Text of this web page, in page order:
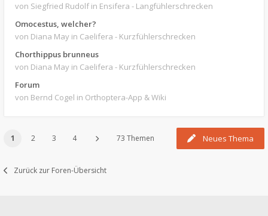
von Siegfried Rudolf in Ensifera - Langfühlerschrecken
Omocestus, welcher?
von Diana May in Caelifera - Kurzfühlerschrecken
Chorthippus brunneus
von Diana May in Caelifera - Kurzfühlerschrecken
Forum
von Bernd Cogel in Orthoptera-App & Wiki
Neues Thema
1 2 3 4 73 Themen
Zurück zur Foren-Übersicht